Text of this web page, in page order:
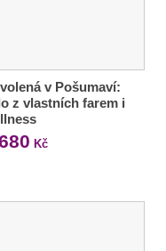
v Pošumaví:
z vlastních farem i
Kč